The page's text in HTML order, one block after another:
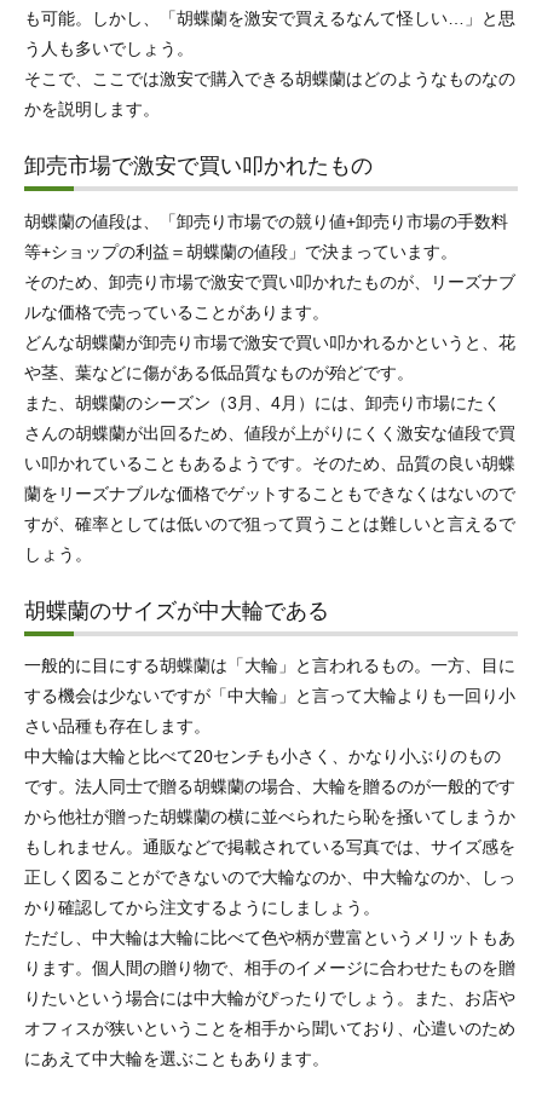
も可能。しかし、「胡蝶蘭を激安で買えるなんて怪しい…」と思
う人も多いでしょう。
そこで、ここでは激安で購入できる胡蝶蘭はどのようなものなの
かを説明します。
卸売市場で激安で買い叩かれたもの
胡蝶蘭の値段は、「卸売り市場での競り値+卸売り市場の手数料
等+ショップの利益＝胡蝶蘭の値段」で決まっています。
そのため、卸売り市場で激安で買い叩かれたものが、リーズナブ
ルな価格で売っていることがあります。
どんな胡蝶蘭が卸売り市場で激安で買い叩かれるかというと、花
や茎、葉などに傷がある低品質なものが殆どです。
また、胡蝶蘭のシーズン（3月、4月）には、卸売り市場にたく
さんの胡蝶蘭が出回るため、値段が上がりにくく激安な値段で買
い叩かれていることもあるようです。そのため、品質の良い胡蝶
蘭をリーズナブルな価格でゲットすることもできなくはないので
すが、確率としては低いので狙って買うことは難しいと言えるで
しょう。
胡蝶蘭のサイズが中大輪である
一般的に目にする胡蝶蘭は「大輪」と言われるもの。一方、目に
する機会は少ないですが「中大輪」と言って大輪よりも一回り小
さい品種も存在します。
中大輪は大輪と比べて20センチも小さく、かなり小ぶりのもの
です。法人同士で贈る胡蝶蘭の場合、大輪を贈るのが一般的です
から他社が贈った胡蝶蘭の横に並べられたら恥を掻いてしまうか
もしれません。通販などで掲載されている写真では、サイズ感を
正しく図ることができないので大輪なのか、中大輪なのか、しっ
かり確認してから注文するようにしましょう。
ただし、中大輪は大輪に比べて色や柄が豊富というメリットもあ
ります。個人間の贈り物で、相手のイメージに合わせたものを贈
りたいという場合には中大輪がぴったりでしょう。また、お店や
オフィスが狭いということを相手から聞いており、心遣いのため
にあえて中大輪を選ぶこともあります。